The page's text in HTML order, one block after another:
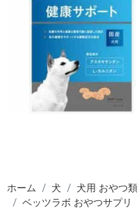
ホーム 犬 犬用 おやつ類
ベッツラボ おやつサプリ